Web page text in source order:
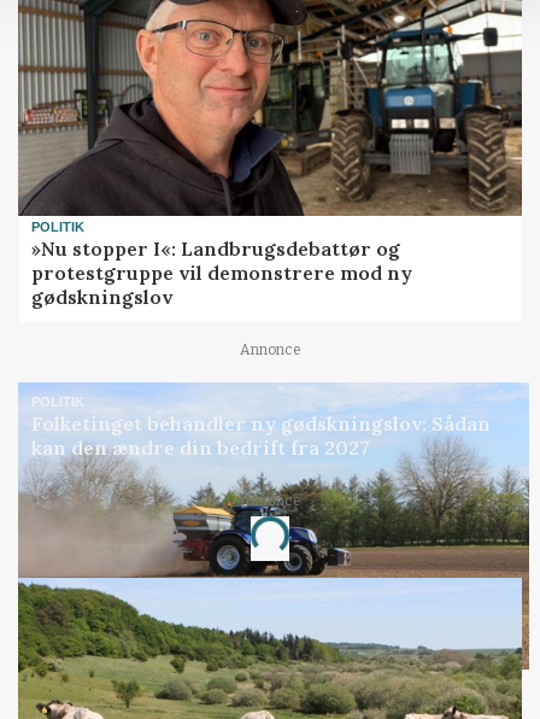
POLITIK
»Nu stopper I«: Landbrugsdebattør og
protestgruppe vil demonstrere mod ny
gødskningslov
Annonce
POLITIK
Folketinget behandler ny gødskningslov: Sådan
kan den ændre din bedrift fra 2027
Annonce
Loading...